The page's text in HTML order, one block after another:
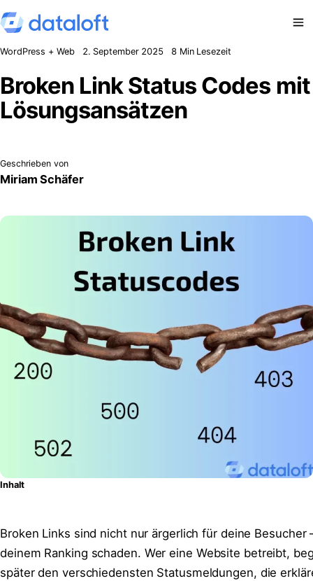
Zum Inhalt springen
WordPress + Web 2. September 2025 8 Min Lesezeit
Broken Link Status Codes mit
Lösungsansätzen
Geschrieben von
Miriam Schäfer
Inhalt
Broken Links sind nicht nur ärgerlich für deine Besucher
deinem Ranking schaden. Wer eine Website betreibt,
später den verschiedensten Statusmeldungen, die